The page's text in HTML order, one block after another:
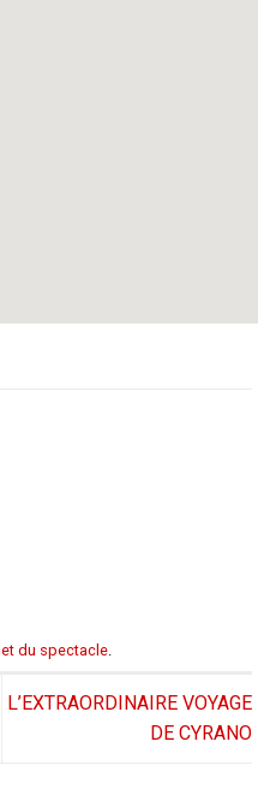
un trou d’air, ont
du spectacle
L’EXTRAORDINAIRE VOYAGE
DE CYRANO